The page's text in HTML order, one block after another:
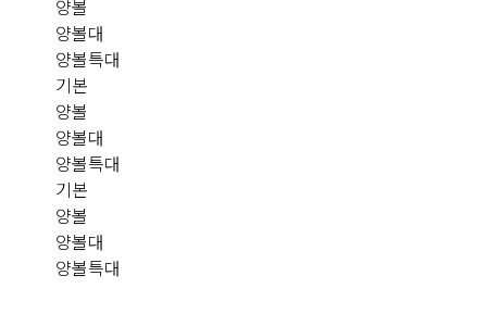
양볼
양볼대
양볼특대
기본
양볼
양볼대
양볼특대
기본
양볼
양볼대
양볼특대